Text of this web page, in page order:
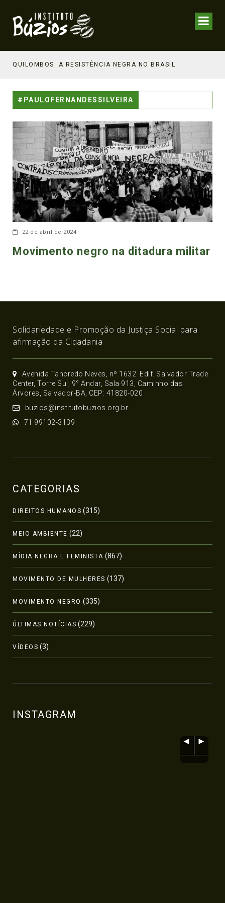
QUILOMBOS: A RESISTÊNCIA NEGRA NO BRASIL
#PAULOFERNANDESSILVEIRA
22 de abril de 2024
Movimento negro na ditadura militar
Solidariedade e Promoção da Justiça Social para
afirmação da Cidadania
Avenida Tancredo Neves, nº 1632. Edif. Salvador Trade
Center, Torre Sul, 9° Andar, Sala 913, Caminho das
Árvores, Salvador-BA, CEP: 41820-020
buzios@institutobuzios.org.br
71 99102-3139
CATEGORIAS
DIREITOS HUMANOS (315)
MEIO AMBIENTE (22)
MÍDIA NEGRA E FEMINISTA (867)
MOVIMENTO DE MULHERES (137)
MOVIMENTO NEGRO (335)
ÚLTIMAS NOTÍCIAS (229)
VÍDEOS (3)
INSTAGRAM